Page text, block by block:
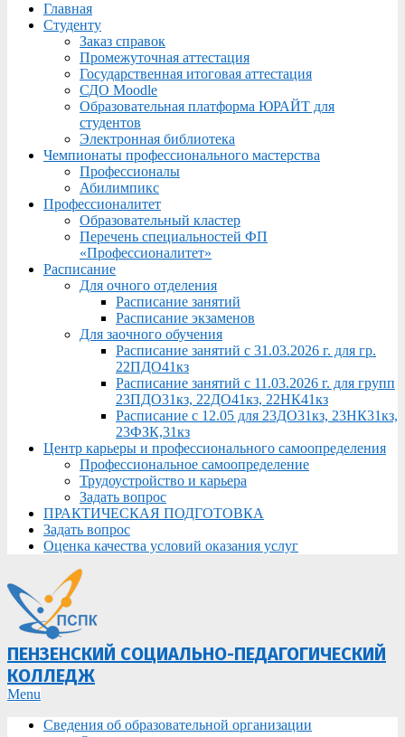
Menu
Главная
Студенту
Заказ справок
Промежуточная аттестация
Государственная итоговая аттестация
СДО Moodle
Образовательная платформа ЮРАЙТ для
студентов
Электронная библиотека
Чемпионаты профессионального мастерства
Профессионалы
Абилимпикс
Профессионалитет
Образовательный кластер
Перечень специальностей ФП
«Профессионалитет»
Расписание
Для очного отделения
Расписание занятий
Расписание экзаменов
Для заочного обучения
Расписание занятий с 31.03.2026 г. для гр.
22ПДО41кз
Расписание занятий с 11.03.2026 г. для групп
23ПДО31кз, 22ДО41кз, 22НК41кз
Расписание с 12.05 для 23ДО31кз, 23НК31кз,
23ФЗК,31кз
Центр карьеры и профессионального самоопределения
Профессиональное самоопределение
Трудоустройство и карьера
Задать вопрос
ПРАКТИЧЕСКАЯ ПОДГОТОВКА
Задать вопрос
Оценка качества условий оказания услуг
ПЕНЗЕНСКИЙ СОЦИАЛЬНО-ПЕДАГОГИЧЕСКИЙ
КОЛЛЕДЖ
Primary
Menu
Menu
Сведения об образовательной организации